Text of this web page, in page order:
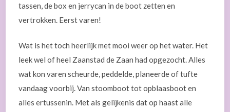
tassen, de box en jerrycan in de boot zetten en
vertrokken. Eerst varen!
Wat is het toch heerlijk met mooi weer op het water. Het
leek wel of heel Zaanstad de Zaan had opgezocht. Alles
wat kon varen scheurde, peddelde, planeerde of tufte
vandaag voorbij. Van stoomboot tot opblaasboot en
alles ertussenin. Met als gelijkenis dat op haast alle